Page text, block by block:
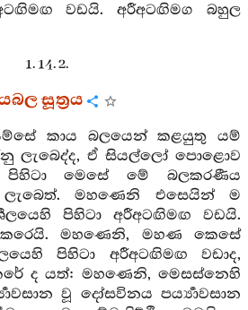
වඩයි. අරීඅටඟිමග බහුල
1. 14. 2.
සූත්‍රය
කාය බලයෙන් කළයුතු යම්
ලැබෙද්ද, ඒ සියල්ලෝ පොළොව
මෙසේ මේ බලකරණීය
ලැබෙත්. මහණෙනි එසෙයින් ම
පිහිටා අරීඅටඟිමඟ වඩයි.
මහණෙනි, මහණ කෙසේ
පිහිටා අරීඅටඟිමඟ වඩාද,
ද යත්: මහණෙනි, මෙසස්නෙහි
වූ දෝසවිනය පර්‍ය්‍යාවසාන